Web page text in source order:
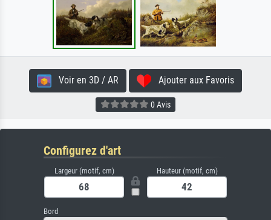
Voir en 3D / AR Ajouter aux Favoris
0 Avis
Configurez d'art
Largeur (motif, cm) Hauteur (motif, cm)
Bord